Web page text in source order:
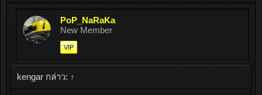
PoP_NaRaKa
New Member
VIP
kengar กล่าว: ↑